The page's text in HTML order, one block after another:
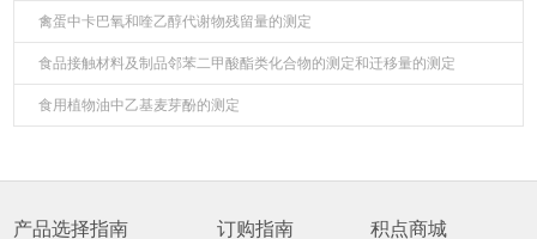
禽蛋中卡巴氧和喹乙醇代谢物残留量的测定
食品接触材料及制品邻苯二甲酸酯类化合物的测定和迁移量的测定
食用植物油中乙基麦芽酚的测定
产品选择指南 订购指南 积点商城